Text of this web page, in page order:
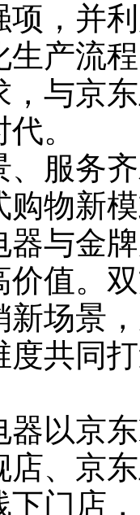
项，并
生产流
，与京
。
服务齐
购物新
与金牌
价值。
新场景
度共同
以京东
店、京
下门店